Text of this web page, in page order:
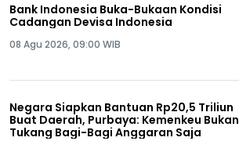
Bank Indonesia Buka-Bukaan Kondisi
Cadangan Devisa Indonesia
08 Agu 2026, 09:00 WIB
Negara Siapkan Bantuan Rp20,5 Triliun
Buat Daerah, Purbaya: Kemenkeu Bukan
Tukang Bagi-Bagi Anggaran Saja